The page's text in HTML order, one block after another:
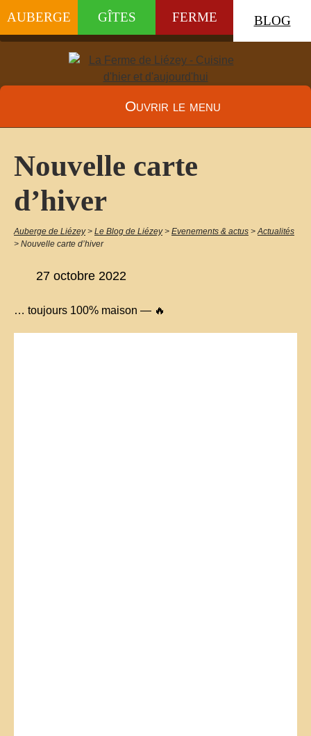
AUBERGE GÎTES FERME BLOG
Ouvrir le menu
Nouvelle carte
d’hiver
Auberge de Liézey > Le Blog de Liézey > Evenements & actus >Actualités
> Nouvelle carte d’hiver
27 octobre 2022
… toujours 100% maison — 🔥